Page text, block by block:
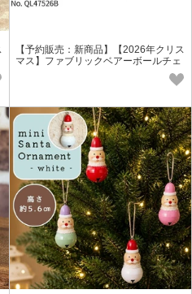
【予約販売：新商品】【2026年クリス
マス】ファブリックベアーボールチェ